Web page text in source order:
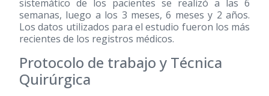
sistemático de los pacientes se realizó a las 6
semanas, luego a los 3 meses, 6 meses y 2 años.
Los datos utilizados para el estudio fueron los más
recientes de los registros médicos.
Protocolo de trabajo y Técnica
Quirúrgica